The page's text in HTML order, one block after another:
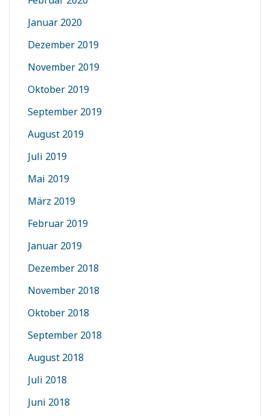
Januar 2020
Dezember 2019
November 2019
Oktober 2019
September 2019
August 2019
Juli 2019
Mai 2019
März 2019
Februar 2019
Januar 2019
Dezember 2018
November 2018
Oktober 2018
September 2018
August 2018
Juli 2018
Juni 2018